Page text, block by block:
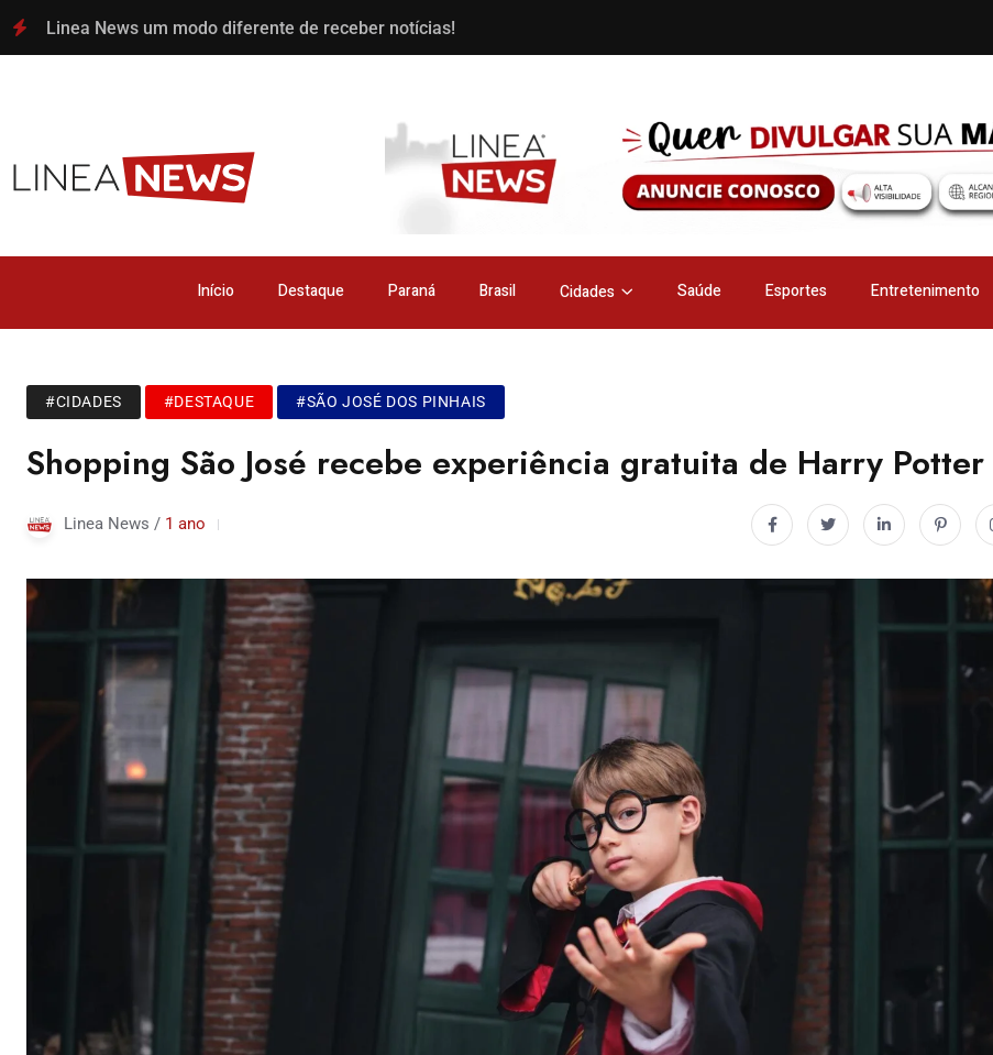
Linea News um modo diferente de receber notícias!
Início Destaque Paraná Brasil Cidades Saúde Esportes Entretenimento
#CIDADES #DESTAQUE #SÃO JOSÉ DOS PINHAIS
Shopping São José recebe experiência gratuita de Harry Potter
Linea News / 1 ano